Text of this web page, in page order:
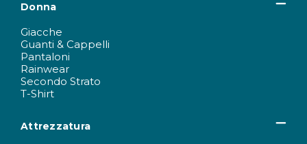
Donna
Giacche
Guanti & Cappelli
Pantaloni
Rainwear
Secondo Strato
T-Shirt
Attrezzatura